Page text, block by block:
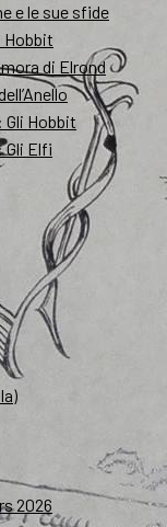
e le sue sfide
Hobbit
di Elrond
Gli Hobbit
Gli Elfi
2026